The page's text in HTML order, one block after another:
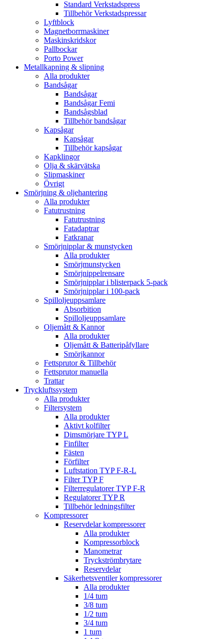
Standard Verkstadspress
Tillbehör Verkstadspressar
Lyftblock
Magnetborrmaskiner
Maskinskridskor
Pallbockar
Porto Power
Metallkapning & slipning
Alla produkter
Bandsågar
Bandsågar
Bandsågar Femi
Bandsågsblad
Tillbehör bandsågar
Kapsågar
Kapsågar
Tillbehör kapsågar
Kapklingor
Olja & skärvätska
Slipmaskiner
Övrigt
Smörjning & oljehantering
Alla produkter
Fatutrustning
Fatutrustning
Fatadaptrar
Fatkranar
Smörjnipplar & munstycken
Alla produkter
Smörjmunstycken
Smörjnippelrensare
Smörjnipplar i blisterpack 5-pack
Smörjnipplar i 100-pack
Spilloljeuppsamlare
Absorbition
Spilloljeuppsamlare
Oljemått & Kannor
Alla produkter
Oljemått & Batteripåfyllare
Smörjkannor
Fettsprutor & Tillbehör
Fettsprutor manuella
Trattar
Tryckluftssystem
Alla produkter
Filtersystem
Alla produkter
Aktivt kolfilter
Dimsmörjare TYP L
Finfilter
Fästen
Förfilter
Luftstation TYP F-R-L
Filter TYP F
Filterregulatorer TYP F-R
Regulatorer TYP R
Tillbehör ledningsfilter
Kompressorer
Reservdelar kompressorer
Alla produkter
Kompressorblock
Manometrar
Tryckströmbrytare
Reservdelar
Säkerhetsventiler kompressorer
Alla produkter
1/4 tum
3/8 tum
1/2 tum
3/4 tum
1 tum